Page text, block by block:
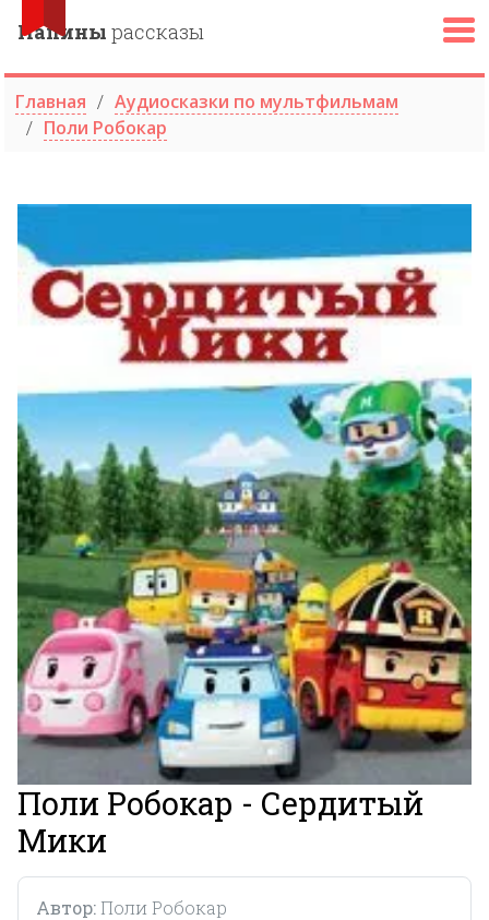
Папины рассказы
Главная
Аудиосказки по мультфильмам
Поли Робокар
Поли Робокар - Сердитый
Мики
Автор: Поли Робокар